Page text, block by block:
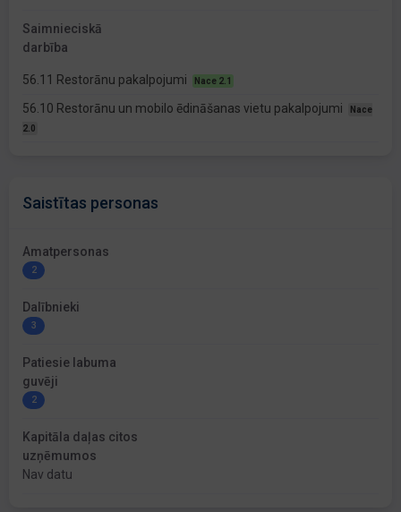
Saimnieciskā
darbība
56.11 Restorānu pakalpojumi Nace 2.1
56.10 Restorānu un mobilo ēdināšanas vietu pakalpojumi
Nace
2.0
Saistītas personas
Amatpersonas
2
Dalībnieki
3
Patiesie labuma
guvēji
2
Kapitāla daļas citos
uzņēmumos
Nav datu